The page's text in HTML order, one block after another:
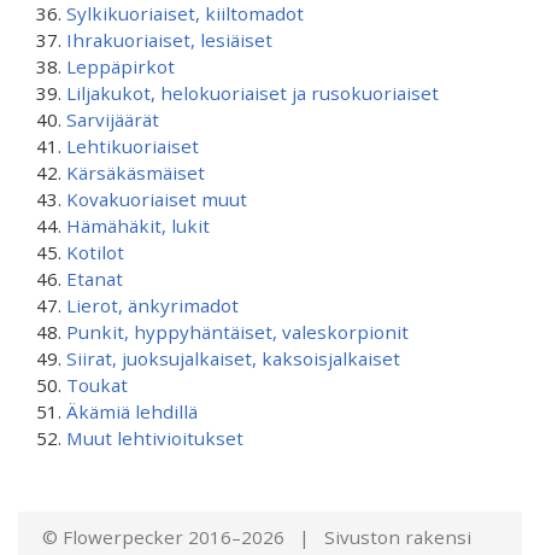
Sylkikuoriaiset, kiiltomadot
Ihrakuoriaiset, lesiäiset
Leppäpirkot
Liljakukot, helokuoriaiset ja rusokuoriaiset
Sarvijäärät
Lehtikuoriaiset
Kärsäkäsmäiset
Kovakuoriaiset muut
Hämähäkit, lukit
Kotilot
Etanat
Lierot, änkyrimadot
Punkit, hyppyhäntäiset, valeskorpionit
Siirat, juoksujalkaiset, kaksoisjalkaiset
Toukat
Äkämiä lehdillä
Muut lehtivioitukset
© Flowerpecker 2016–2026 | Sivuston rakensi